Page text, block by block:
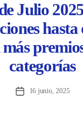
Julio
hasta
categorías
Fecha16 junio, 2025